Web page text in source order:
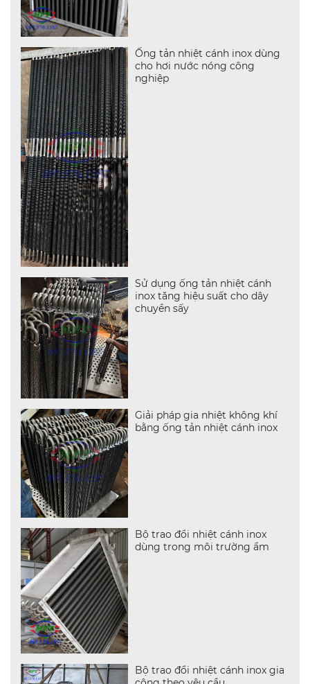
Ống tản nhiệt cánh inox dùng
cho hơi nước nóng công
nghiệp
Sử dụng ống tản nhiệt cánh
inox tăng hiệu suất cho dây
chuyền sấy
Giải pháp gia nhiệt không khí
bằng ống tản nhiệt cánh inox
Bộ trao đổi nhiệt cánh inox
dùng trong môi trường ẩm
Bộ trao đổi nhiệt cánh inox gia